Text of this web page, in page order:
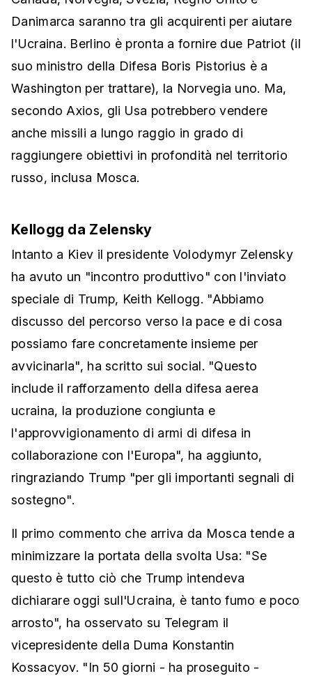
Danimarca saranno tra gli acquirenti per aiutare
l'Ucraina. Berlino è pronta a fornire due Patriot (il
suo ministro della Difesa Boris Pistorius è a
Washington per trattare), la Norvegia uno. Ma,
secondo Axios, gli Usa potrebbero vendere
anche missili a lungo raggio in grado di
raggiungere obiettivi in profondità nel territorio
russo, inclusa Mosca.
Kellogg da Zelensky
Intanto a Kiev il presidente Volodymyr Zelensky
ha avuto un "incontro produttivo" con l'inviato
speciale di Trump, Keith Kellogg. "Abbiamo
discusso del percorso verso la pace e di cosa
possiamo fare concretamente insieme per
avvicinarla", ha scritto sui social. "Questo
include il rafforzamento della difesa aerea
ucraina, la produzione congiunta e
l'approvvigionamento di armi di difesa in
collaborazione con l'Europa", ha aggiunto,
ringraziando Trump "per gli importanti segnali di
sostegno".
Il primo commento che arriva da Mosca tende a
minimizzare la portata della svolta Usa: "Se
questo è tutto ciò che Trump intendeva
dichiarare oggi sull'Ucraina, è tanto fumo e poco
arrosto", ha osservato su Telegram il
vicepresidente della Duma Konstantin
Kossacyov. "In 50 giorni - ha proseguito -